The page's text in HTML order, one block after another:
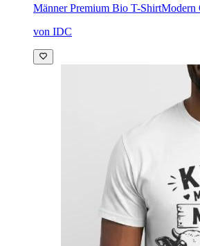
Männer Premium Bio T-ShirtModern
von IDC